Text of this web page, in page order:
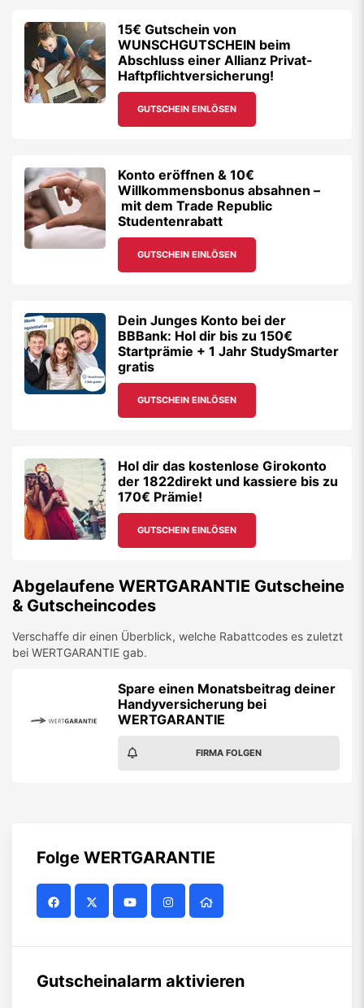
15€ Gutschein von
WUNSCHGUTSCHEIN beim
Abschluss einer Allianz Privat-
Haftpflichtversicherung!
GUTSCHEIN EINLÖSEN
Konto eröffnen & 10€
Willkommensbonus absahnen –
mit dem Trade Republic
Studentenrabatt
GUTSCHEIN EINLÖSEN
Dein Junges Konto bei der
BBBank: Hol dir bis zu 150€
Startprämie + 1 Jahr StudySmarter
gratis
GUTSCHEIN EINLÖSEN
Hol dir das kostenlose Girokonto
der 1822direkt und kassiere bis zu
170€ Prämie!
GUTSCHEIN EINLÖSEN
Abgelaufene WERTGARANTIE Gutscheine
& Gutscheincodes
Verschaffe dir einen Überblick, welche Rabattcodes es zuletzt
bei WERTGARANTIE gab.
Spare einen Monatsbeitrag deiner
Handyversicherung bei
WERTGARANTIE
FIRMA FOLGEN
Folge WERTGARANTIE
Gutscheinalarm aktivieren